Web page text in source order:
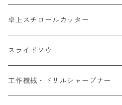
トリマービット
卓上スチロールカッター
スライドソウ
工作機械・ドリルシャープナー